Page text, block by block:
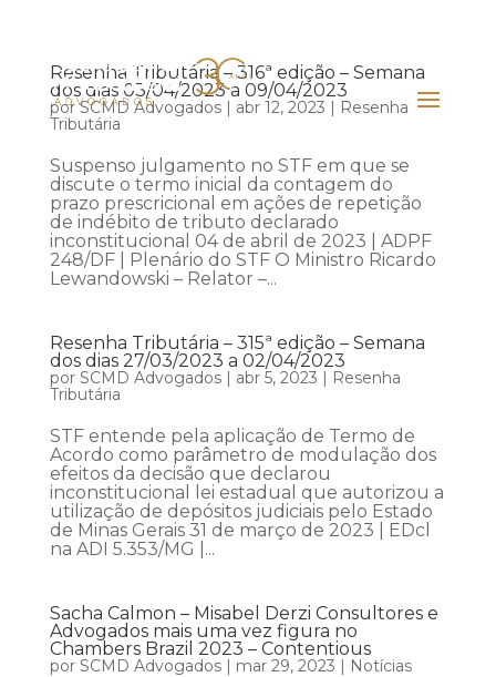
Resenha Tributária – 316ª edição – Semana
dos dias 03/04/2023 a 09/04/2023
porSCMD Advogados| abr 12, 2023 | Resenha
Tributária
Suspenso julgamento no STF em que se
discute o termo inicial da contagem do
prazo prescricional em ações de repetição
de indébito de tributo declarado
inconstitucional 04 de abril de 2023 | ADPF
248/DF | Plenário do STF O Ministro Ricardo
Lewandowski – Relator –...
Resenha Tributária – 315ª edição – Semana
dos dias 27/03/2023 a 02/04/2023
por SCMD Advogados| abr 5, 2023 | Resenha
Tributária
STF entende pela aplicação de Termo de
Acordo como parâmetro de modulação dos
efeitos da decisão que declarou
inconstitucional lei estadual que autorizou a
utilização de depósitos judiciais pelo Estado
de Minas Gerais 31 de março de 2023 | EDcl
na ADI 5.353/MG |...
Sacha Calmon – Misabel Derzi Consultores e
Advogados mais uma vez figura no
Chambers Brazil 2023 – Contentious
por SCMD Advogados| mar 29, 2023 | Notícias